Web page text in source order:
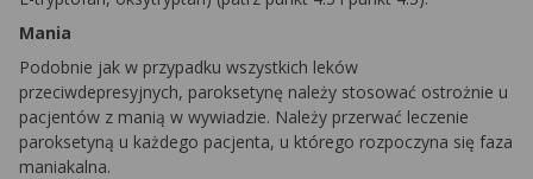
Mania
Podobnie jak w przypadku wszystkich leków
przeciwdepresyjnych, paroksetynę należy stosować ostrożnie u
pacjentów z manią w wywiadzie. Należy przerwać leczenie
paroksetyną u każdego pacjenta, u którego rozpoczyna się faza
maniakalna.